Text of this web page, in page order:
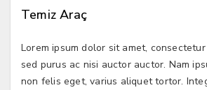
Temiz Araç
Lorem ipsum dolor sit amet,
sed purus ac nisi auctor auctor. Nam
non felis eget, varius aliquet tortor.